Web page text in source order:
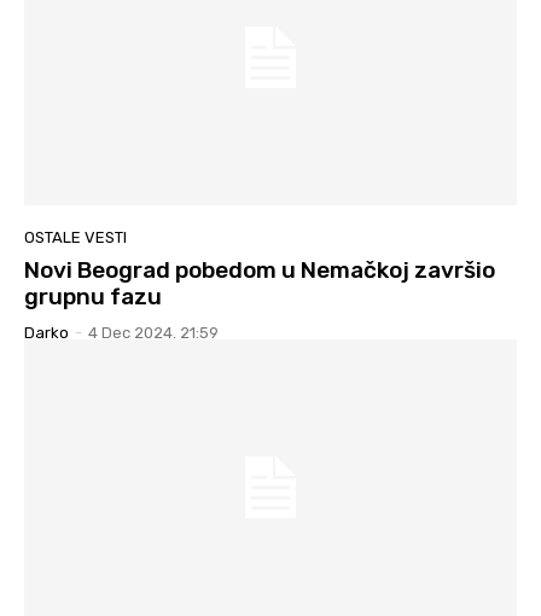
OSTALE VESTI
Novi Beograd pobedom u Nemačkoj završio
grupnu fazu
Darko - 4 Dec 2024. 21:59